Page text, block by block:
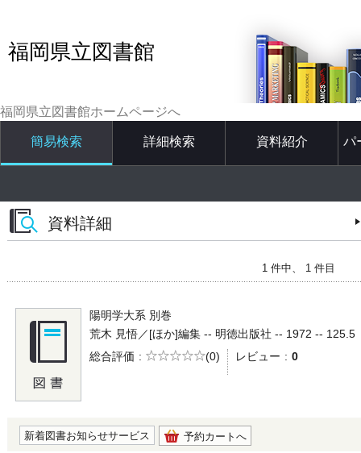
福岡県立図書館
福岡県立図書館ホームページへ
簡易検索 詳細検索 資料紹介 パ
資料詳細
1 件中、 1 件目
陽明学大系 別巻
荒木 見悟／[ほか]編集 -- 明徳出版社 -- 1972 -- 125.5
総合評価
5段階評価
(0) レビュー 0
新着図書お知らせサービス 予約カートへ